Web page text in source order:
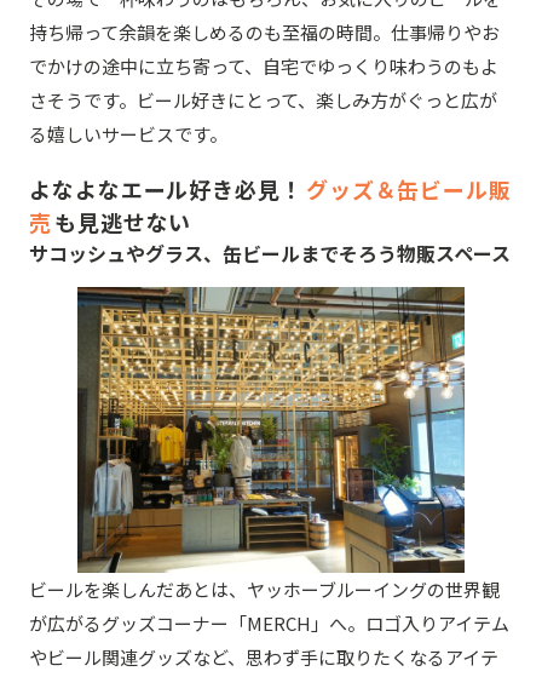
持ち帰って余韻を楽しめるのも至福の時間。仕事帰りやお
でかけの途中に立ち寄って、自宅でゆっくり味わうのもよ
さそうです。ビール好きにとって、楽しみ方がぐっと広が
る嬉しいサービスです。
よなよなエール好き必見！ グッズ＆缶ビール販
売も見逃せない
サコッシュやグラス、缶ビールまでそろう物販スペース
ビールを楽しんだあとは、ヤッホーブルーイングの世界観
が広がるグッズコーナー「MERCH」へ。ロゴ入りアイテム
やビール関連グッズなど、思わず手に取りたくなるアイテ